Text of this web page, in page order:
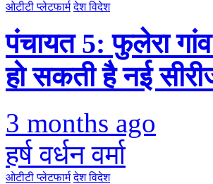
ओटीटी प्लेटफार्म देश विदेश
पंचायत 5: फुलेरा
हो सकती है नई
3 months ago
हर्ष वर्धन वर्मा
ओटीटी प्लेटफार्म देश विदेश